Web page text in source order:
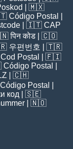
| 🇲🇽
Código Postal
| 🇮🇹 CAP
पिन कोड | 🇨🇴
우편번호
| 🇹🇷
Cod Poștal
| 🇫🇮
Código Postal
| 🇨🇭
Código Postal
код | 🇸🇪
| 🇳🇴